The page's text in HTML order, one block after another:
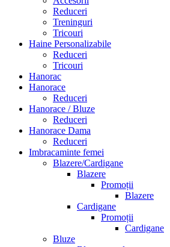
Reduceri
Treninguri
Tricouri
Haine Personalizabile
Reduceri
Tricouri
Hanorac
Hanorace
Reduceri
Hanorace / Bluze
Reduceri
Hanorace Dama
Reduceri
Imbracaminte femei
Blazere/Cardigane
Blazere
Promoții
Blazere
Cardigane
Promoții
Cardigane
Bluze